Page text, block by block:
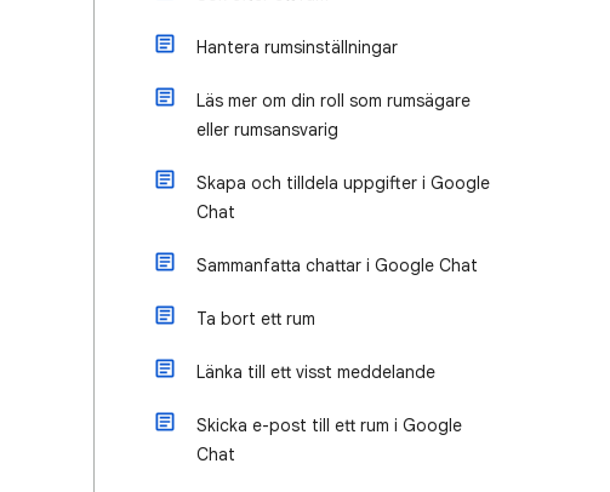
Hantera rumsinställningar
Läs mer om din roll som rumsägare
eller rumsansvarig
Skapa och tilldela uppgifter i Google
Chat
Sammanfatta chattar i Google Chat
Ta bort ett rum
Länka till ett visst meddelande
Skicka e-post till ett rum i Google
Chat